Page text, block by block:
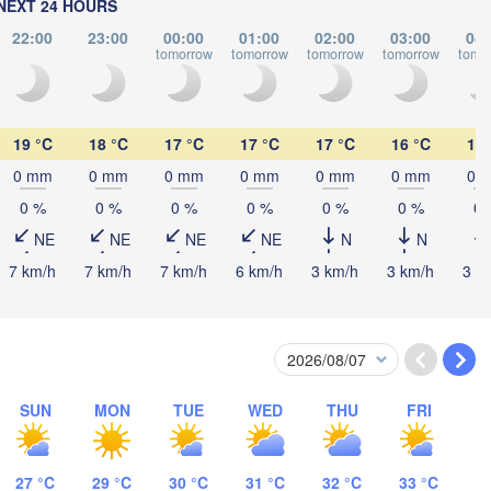
24 HOURS
22:00 23:00 00:00
tomorrow
01:00
tomorrow
02:00
tomorrow
03:00
tomorrow
19 °C
0 mm
0 %
NE
7 km/h
18 °C
0 mm
0 %
NE
7 km/h
17 °C
0 mm
0 %
NE
7 km/h
17 °C
0 mm
0 %
NE
6 km/h
17 °C
0 mm
0 %
N
3 km/h
16 °C
0 mm
0 %
N
3 km/h
16
0
0
3
SUN
27 °C
MON
29 °C
TUE
30 °C
WED
31 °C
THU
32 °C
FRI
33 °C
Sakarya
Samsun
Ordu
Adana
Kayseri
Kahramanmaraş
Çorum
TÜRKIYE